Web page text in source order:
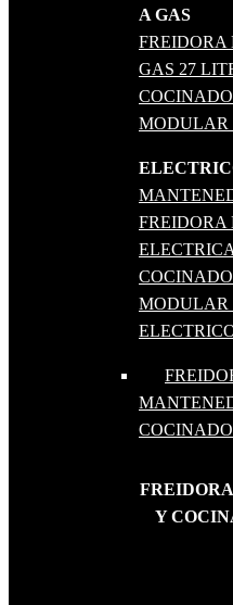
A GAS
FREIDORA
GAS 27
MODULAR
FREIDORA
MODULAR
Y